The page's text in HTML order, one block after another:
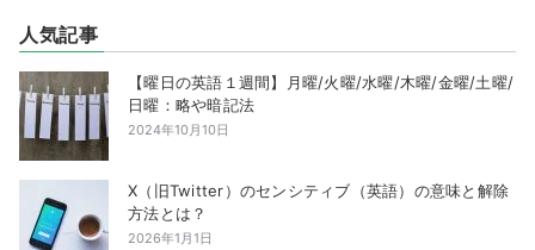
人気記事
【曜日の英語１週間】月曜/火曜/水曜/木曜/金曜/土曜/
日曜：略や暗記法
2024年10月10日
X（旧Twitter）のセンシティブ（英語）の意味と解除
方法とは？
2026年1月1日